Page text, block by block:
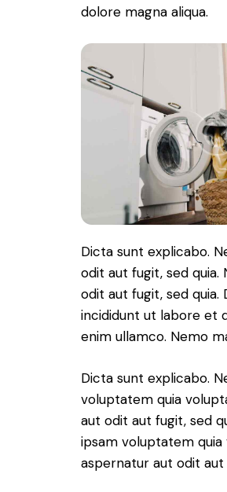
dolore magna aliqua.
Dicta sunt explicabo.
odit aut fugit, sed
odit aut fugit, sed
incididunt ut labore et
enim ullamco. Nemo
Dicta sunt explicabo.
voluptatem quia
aut odit aut fugit, sed
ipsam voluptatem quia
aspernatur aut odit aut